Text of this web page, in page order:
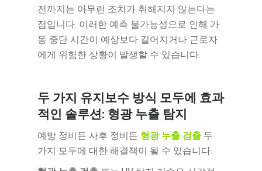
전까지는 아무런 조치가 취해지지 않는다는
점입니다. 이러한 예측 불가능성으로 인해 가
동 중단 시간이 예상보다 길어지거나 근로자
에게 위험한 상황이 발생할 수 있습니다.
두 가지 유지보수 방식 모두에 효과
적인 솔루션: 형광 누출 탐지
예방 정비든 사후 정비든 형광 누출 검출 두
가지 모두에 대한 해결책이 될 수 있습니다.